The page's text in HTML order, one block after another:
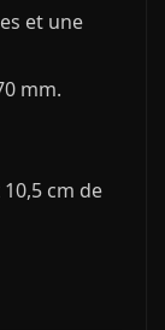
et une
mm.
cm de